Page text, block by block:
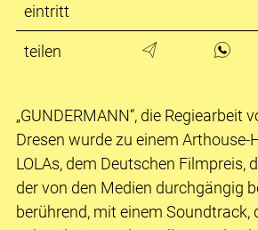
eintritt
teilen
„GUNDERMANN“, die Regiearbeit
Dresen wurde zu einem Arthouse-
LOLAs, dem Deutschen Filmpreis,
der von den Medien durchgängig
berührend, mit einem Soundtrack,